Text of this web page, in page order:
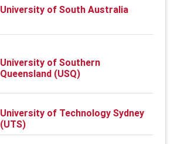
University of South Australia
University of Southern
Queensland (USQ)
University of Technology Sydney
(UTS)